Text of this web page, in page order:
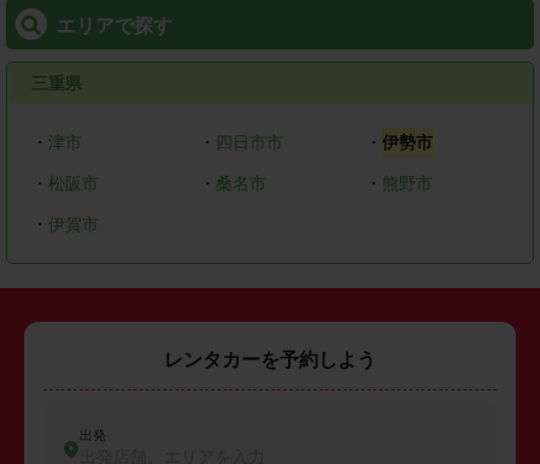
エリアで探す
三重県
・ 津市 ・ 四日市市 ・伊勢市
・ 松阪市 ・ 桑名市 ・ 熊野市
・ 伊賀市
レンタカーを予約しよう
出発